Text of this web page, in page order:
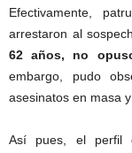
Efectivamente,
arrestaron al
62 años, no
embargo, pudo
asesinatos en masa
Así pues, el perfil